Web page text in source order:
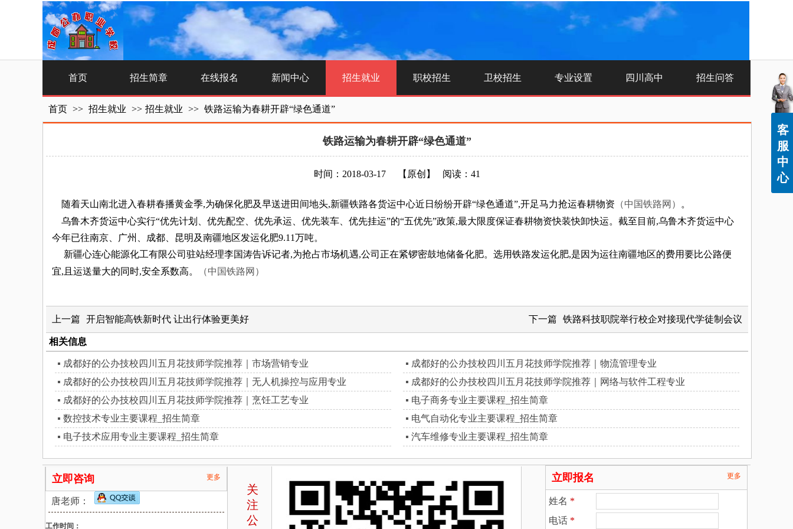
首页 招生简章 在线报名 新闻中心 招生就业 职校招生 卫校招生 专业设置 四川高中 招生问答
首页 >> 招生就业 >> 招生就业 >> 铁路运输为春耕开辟“绿色通道”
铁路运输为春耕开辟“绿色通道”
时间：2018-03-17 【原创】 阅读：41
随着天山南北进入春耕春播黄金季,为确保化肥及早送进田间地头,新疆铁路各货运中心近日纷纷开辟“绿色通道”,开足马力抢运春耕物资 （中国铁路网）
。
乌鲁木齐货运中心实行“优先计划、优先配空、优先承运、优先装车、优先挂运”的“五优先”政策,最大限度保证春耕物资快装快卸快运。截至目前,乌鲁木齐货运中心
今年已往南京、广州、成都、昆明及南疆地区发运化肥9.11万吨。
新疆心连心能源化工有限公司驻站经理李国涛告诉记者,为抢占市场机遇,公司正在紧锣密鼓地储备化肥。选用铁路发运化肥,是因为运往南疆地区的费用要比公路便
宜,且运送量大的同时,安全系数高。
（中国铁路网）
上一篇 开启智能高铁新时代 让出行体验更美好 下一篇 铁路科技职院举行校企对接现代学徒制会议
相关信息
成都好的公办技校四川五月花技师学院推荐｜市场营销专业
成都好的公办技校四川五月花技师学院推荐｜物流管理专业
成都好的公办技校四川五月花技师学院推荐｜无人机操控与应用专业
成都好的公办技校四川五月花技师学院推荐｜网络与软件工程专业
成都好的公办技校四川五月花技师学院推荐｜烹饪工艺专业
电子商务专业主要课程_招生简章
数控技术专业主要课程_招生简章
电气自动化专业主要课程_招生简章
电子技术应用专业主要课程_招生简章
汽车维修专业主要课程_招生简章
立即咨询 更多
唐老师：
工作时间：
立即报名 更多
姓名 *
电话 *
关
注
公
客
服
中
心